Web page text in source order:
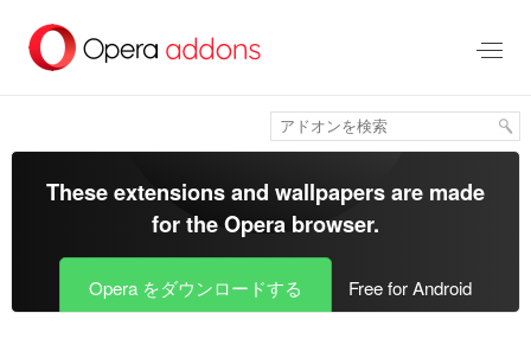
メ
ツ
These extensions and wallpapers are made
for theOpera browser.
Opera をダウンロードする Free for Android